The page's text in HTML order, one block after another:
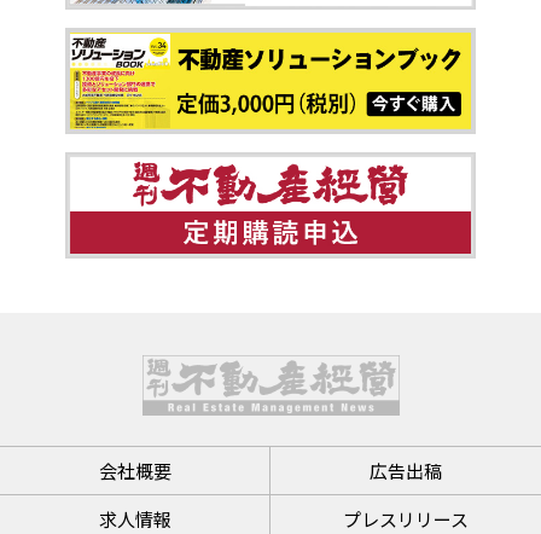
会社概要
広告出稿
求人情報
プレスリリース